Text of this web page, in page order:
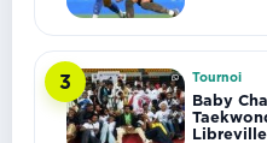
3 Tournoi
Baby
Libreville